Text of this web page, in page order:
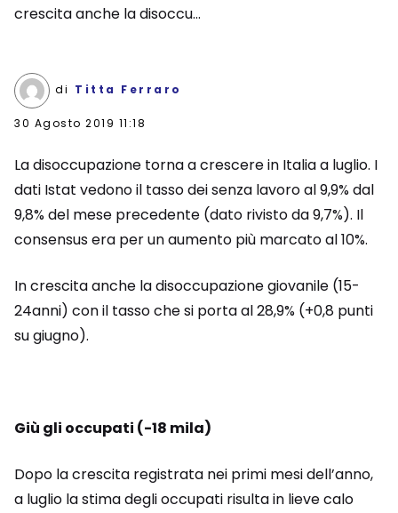
crescita anche la disoccu...
di Titta Ferraro
30 Agosto 2019 11:18
La disoccupazione torna a crescere in Italia a luglio. I
dati Istat vedono il tasso dei senza lavoro al 9,9% dal
9,8% del mese precedente (dato rivisto da 9,7%). Il
consensus era per un aumento più marcato al 10%.
In crescita anche la disoccupazione giovanile (15-
24anni) con il tasso che si porta al 28,9% (+0,8 punti
su giugno).
Giù gli occupati (-18 mila)
Dopo la crescita registrata nei primi mesi dell’anno,
a luglio la stima degli occupati risulta in lieve calo